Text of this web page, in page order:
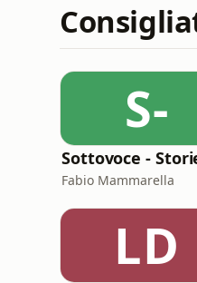
S-
Fabio Mammarella
LD